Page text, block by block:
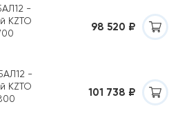
-
KZTO
98 520 ₽
-
KZTO
101 738 ₽